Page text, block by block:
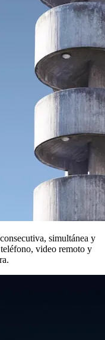
simultánea y
video remoto y